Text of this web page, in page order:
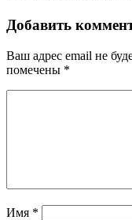
Добавить
Ваш адрес email не
помечены *
Имя *